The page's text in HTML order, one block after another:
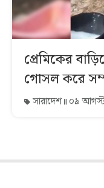
প্রেমিকের
গোসল করে
সারাদেশ ০৯